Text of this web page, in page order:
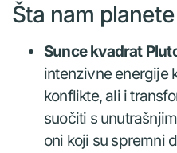
Šta nam
Sunce kvadrat
intenzivne energije
konflikte, ali i
suočiti s
oni koji su spremni